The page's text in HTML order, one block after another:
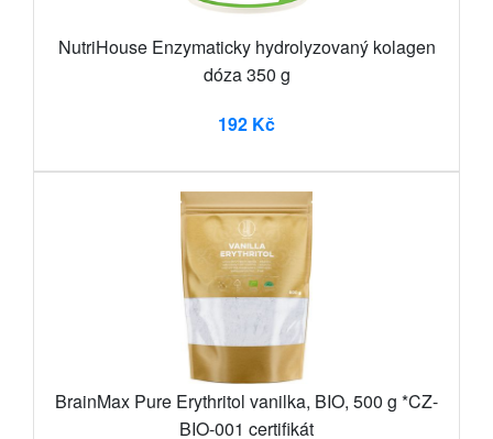
NutriHouse Enzymaticky hydrolyzovaný kolagen
dóza 350 g
192 Kč
BrainMax Pure Erythritol vanilka, BIO, 500 g *CZ-
BIO-001 certifikát